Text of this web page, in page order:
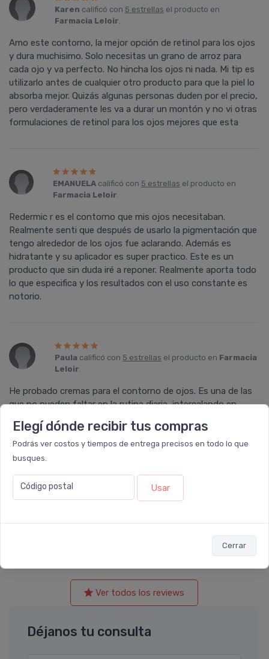
Elegí dónde recibir tus compras
Podrás ver costos y tiempos de entrega precisos en todo lo que
busques.
Código postal Usar
Cerrar
Karen calificó con 5 estrellas el producto en
Farmacia Leloir.
Amo este contorno, la mejor opción de retinol para los ojos
y dura muchisimo. Solo necesitas un grano de arroz para
cada ojo y va perfecto. No hincha los ojos ni nada. Mi tip es
utilizarlo antes de cualquier otro producto para que la piel lo
absorba mejor. Quizás algunas personas duden por el precio,
pero verdaderamente les va a durar un montón y no vi otras
formulaciones de retinol para los ojos mejores que esta
EMANUELA calificó con 5 estrellas el producto en
Farmacia Leloir.
Redermic r es el contorno que mis ojos necesitaban.
Realmente senti que después de usarlo la pigmentación que
tengo alrededor de los ojos fue aclarando. Además es
hidratante y su aplicador es super practico. Este es un
producto que sin duda iré a reponer. Realmente aporta todo
lo que especifica y los resultados con el uso constante es
notorio.
Paula calificó con 5 estrellas el producto en Farmacia
Leloir.
He probado cremas para el contorno de ojos. Es una de las
que no pueden faltar en la rutina diaria, intercalando en
5 estrellas el producto en
Leloir
cual no resulta tan caro el valor. Recomendable siempre la
Ver todos los reviews
Déjanos tu consulta